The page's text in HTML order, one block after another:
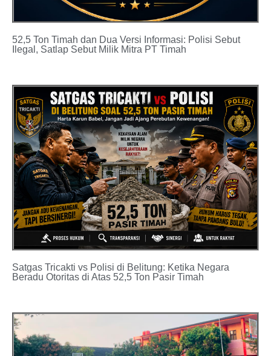
52,5 Ton Timah dan Dua Versi Informasi: Polisi Sebut
Ilegal, Satlap Sebut Milik Mitra PT Timah
Satgas Tricakti vs Polisi di Belitung: Ketika Negara
Beradu Otoritas di Atas 52,5 Ton Pasir Timah